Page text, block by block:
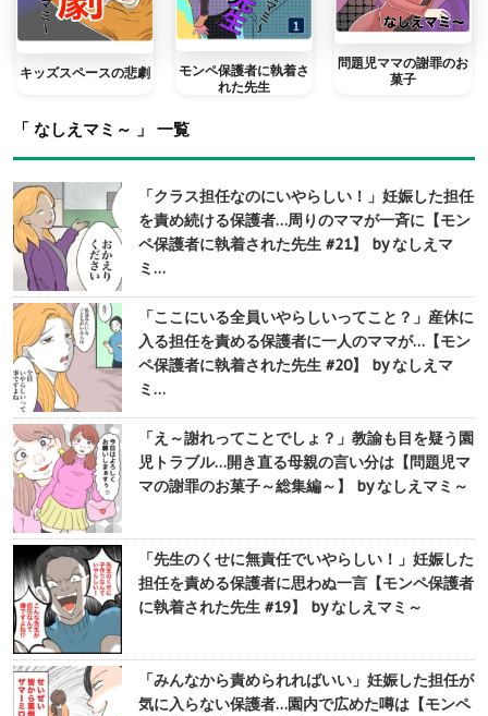
キッズスペースの悲劇
モンペ保護者に執着さ
れた先生
問題児ママの謝罪のお
菓子
「 なしえマミ～ 」 一覧
「クラス担任なのにいやらしい！」妊娠した担任
を責め続ける保護者…周りのママが一斉に【モン
ペ保護者に執着された先生 #21】 by なしえマ
ミ…
「ここにいる全員いやらしいってこと？」産休に
入る担任を責める保護者に一人のママが…【モン
ペ保護者に執着された先生 #20】 by なしえマ
ミ…
「え～謝れってことでしょ？」教諭も目を疑う園
児トラブル…開き直る母親の言い分は【問題児マ
マの謝罪のお菓子～総集編～】 by なしえマミ～
「先生のくせに無責任でいやらしい！」妊娠した
担任を責める保護者に思わぬ一言【モンペ保護者
に執着された先生 #19】 by なしえマミ～
「みんなから責められればいい」妊娠した担任が
気に入らない保護者…園内で広めた噂は【モンペ